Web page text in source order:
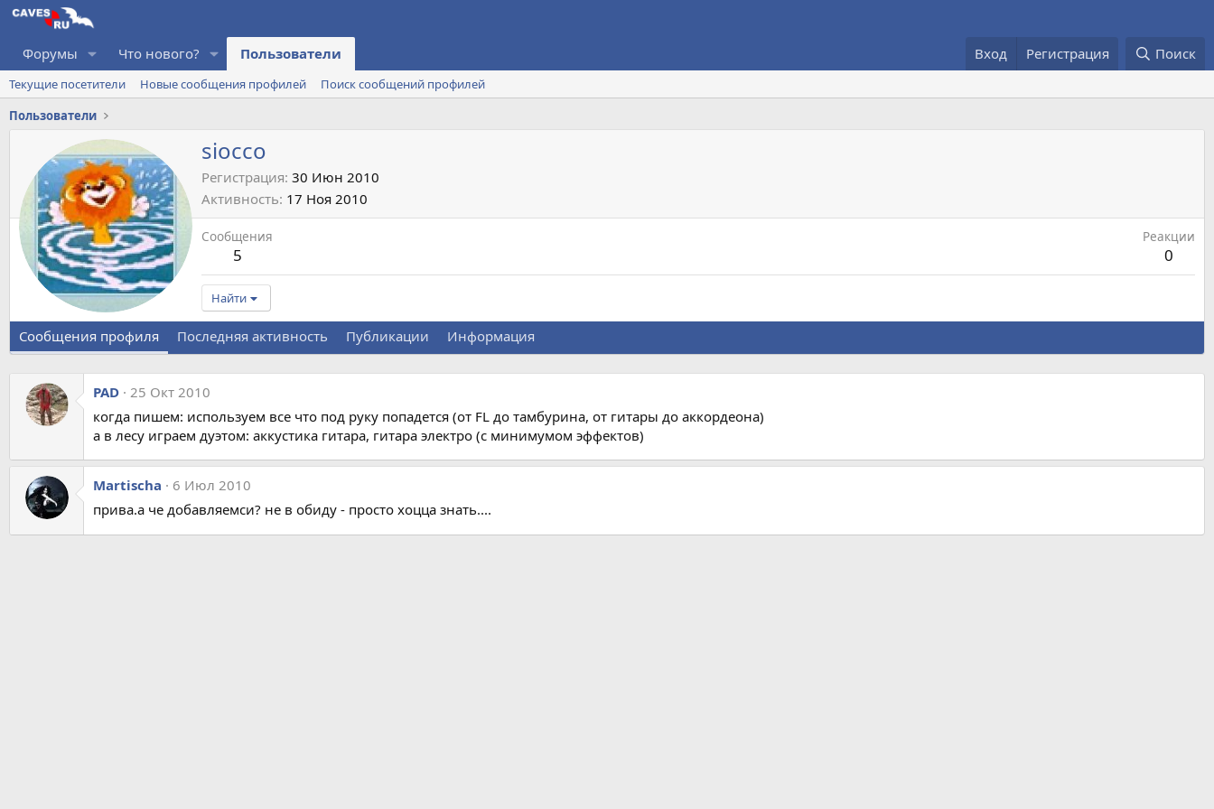
Форумы Что нового? Пользователи Вход Регистрация Поиск
Текущие посетители Новые сообщения профилей
Поиск сообщений профилей
Пользователи
siocco
Регистрация 30 Июн 2010
Активность 17 Ноя 2010
Сообщения
5
Реакции
0
Найти
Сообщения профиля Последняя активность Публикации Информация
PAD
25 Окт 2010
когда пишем: используем все что под руку попадется (от FL до тамбурина, от гитары до аккордеона)
а в лесу играем дуэтом: аккустика гитара, гитара электро (с минимумом эффектов)
Martischa
6 Июл 2010
прива.а че добавляемси? не в обиду - просто хоцца знать....